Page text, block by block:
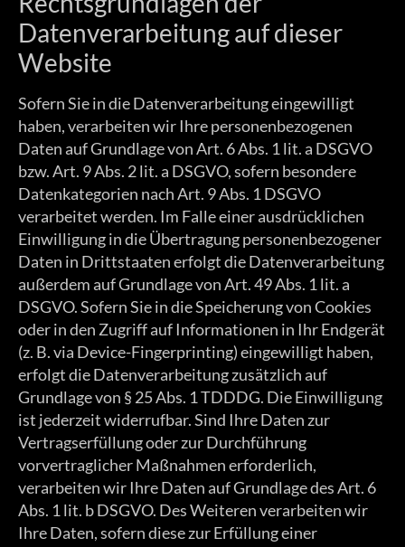
Datenverarbeitung auf dieser
Website
Sofern Sie in die Datenverarbeitung eingewilligt
haben, verarbeiten wir Ihre personenbezogenen
Daten auf Grundlage von Art. 6 Abs. 1 lit. a DSGVO
bzw. Art. 9 Abs. 2 lit. a DSGVO, sofern besondere
Datenkategorien nach Art. 9 Abs. 1 DSGVO
verarbeitet werden. Im Falle einer ausdrücklichen
Einwilligung in die Übertragung personenbezogener
Daten in Drittstaaten erfolgt die Datenverarbeitung
außerdem auf Grundlage von Art. 49 Abs. 1 lit. a
DSGVO. Sofern Sie in die Speicherung von Cookies
oder in den Zugriff auf Informationen in Ihr Endgerät
(z. B. via Device-Fingerprinting) eingewilligt haben,
erfolgt die Datenverarbeitung zusätzlich auf
Grundlage von § 25 Abs. 1 TDDDG. Die Einwilligung
ist jederzeit widerrufbar. Sind Ihre Daten zur
Vertragserfüllung oder zur Durchführung
vorvertraglicher Maßnahmen erforderlich,
verarbeiten wir Ihre Daten auf Grundlage des Art. 6
Abs. 1 lit. b DSGVO. Des Weiteren verarbeiten wir
Ihre Daten, sofern diese zur Erfüllung einer